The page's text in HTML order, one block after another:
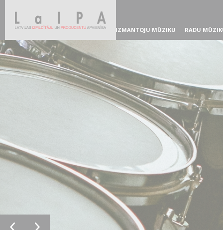
IZMANTOJU MŪZIKU RADU